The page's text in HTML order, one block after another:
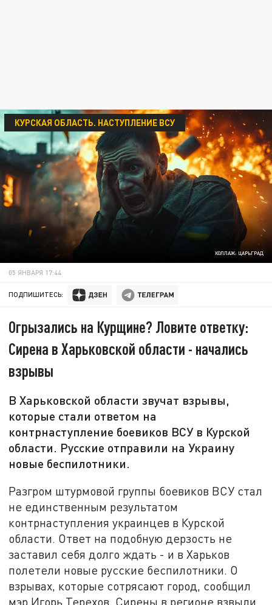
КОЛЛАЖ: ЦАРЬГРАД
КУРСКАЯ ОБЛАСТЬ. НАСТУПЛЕНИЕ ВСУ
05 ЯНВАРЯ 17:44
ПОДПИШИТЕСЬ:
Огрызались на Курщине? Ловите ответку:
Сирена в Харьковской области - начались
взрывы
В Харьковской области звучат взрывы,
которые стали ответом на
контрнаступление боевиков ВСУ в Курской
области. Русские отправили на Украину
новые беспилотники.
Разгром штурмовой группы боевиков ВСУ стал
не единственным результатом
контрнаступления украинцев в Курской
области. Ответ на подобную дерзость не
заставил себя долго ждать - и в Харьков
полетели новые русские беспилотники. О
взрывах, которые сотрясают город, сообщил
мэр Игорь Терехов. Сирены в регионе взвыли